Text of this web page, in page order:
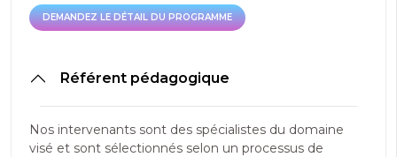
DEMANDEZ LE DÉTAIL DU PROGRAMME
Référent pédagogique
Nos intervenants sont des spécialistes du domaine
visé et sont sélectionnés selon un processus de